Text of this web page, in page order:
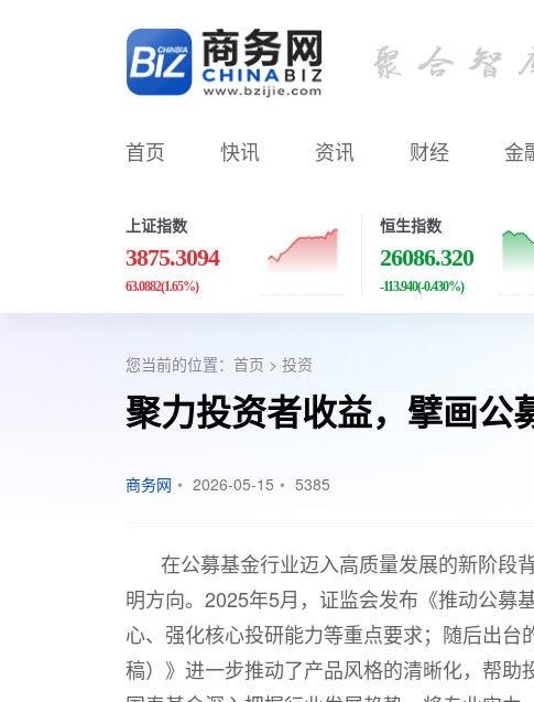
首页 快讯 资讯 财经 金
上证指数
3875.3094
63.0882(1.65%)
恒生指数
26086.320
-113.940(-0.430%)
您当前的位置： 首页 > 投资
聚力投资者收益，擘画公
商务网 • 2026-05-15 • 5385
在公募基金行业迈入高质量发展的新阶段
明方向。2025年5月，证监会发布《推动公募
心、强化核心投研能力等重点要求；随后出
稿）》进一步推动了产品风格的清晰化，帮助